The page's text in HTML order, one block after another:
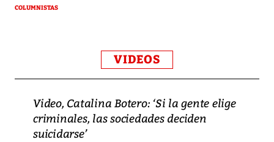
COLUMNISTAS
VIDEOS
Video, Catalina Botero: ‘Si la gente elige
criminales, las sociedades deciden
suicidarse’